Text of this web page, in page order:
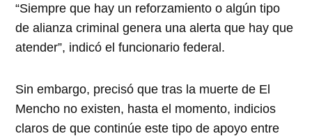
“Siempre que hay un reforzamiento o algún tipo
de alianza criminal genera una alerta que hay que
atender”, indicó el funcionario federal.
Sin embargo, precisó que tras la muerte de El
Mencho no existen, hasta el momento, indicios
claros de que continúe este tipo de apoyo entre